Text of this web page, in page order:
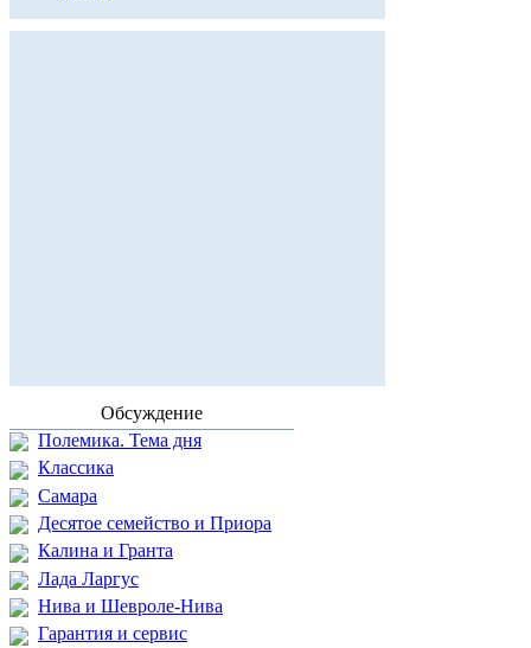
Обсуждение
Полемика. Тема дня
Классика
Самара
Десятое семейство и Приора
Калина и Гранта
Лада Ларгус
Нива и Шевроле-Нива
Гарантия и сервис